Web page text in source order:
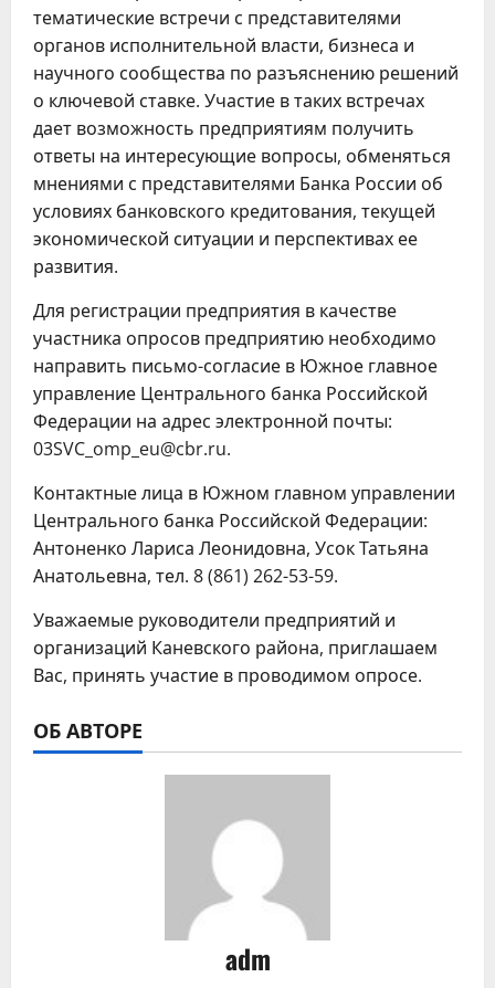
тематические встречи с представителями
органов исполнительной власти, бизнеса и
научного сообщества по разъяснению решений
о ключевой ставке. Участие в таких встречах
дает возможность предприятиям получить
ответы на интересующие вопросы, обменяться
мнениями с представителями Банка России об
условиях банковского кредитования, текущей
экономической ситуации и перспективах ее
развития.
Для регистрации предприятия в качестве
участника опросов предприятию необходимо
направить письмо-согласие в Южное главное
управление Центрального банка Российской
Федерации на адрес электронной почты:
03SVC_omp_eu@cbr.ru.
Контактные лица в Южном главном управлении
Центрального банка Российской Федерации:
Антоненко Лариса Леонидовна, Усок Татьяна
Анатольевна, тел. 8 (861) 262-53-59.
Уважаемые руководители предприятий и
организаций Каневского района, приглашаем
Вас, принять участие в проводимом опросе.
ОБ АВТОРЕ
adm